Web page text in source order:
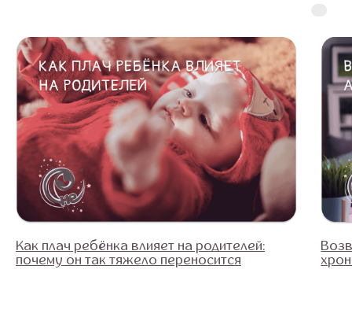
Как плач ребёнка влияет на родителей:
почему он так тяжело переносится